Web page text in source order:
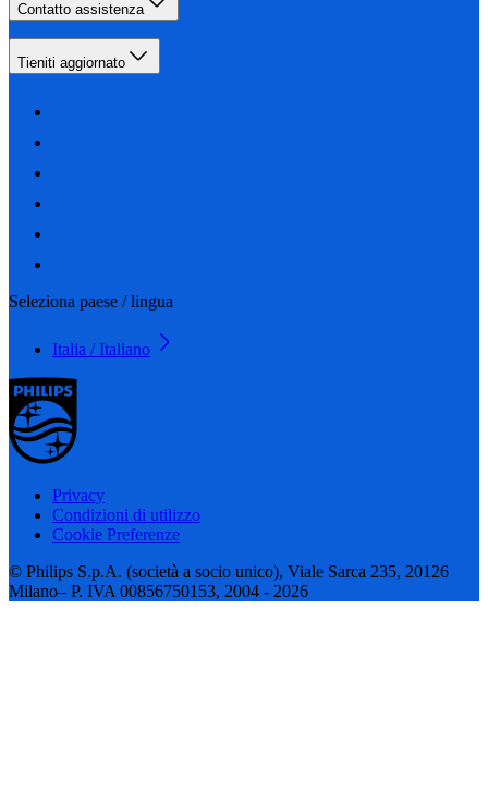
Contatto assistenza
Tieniti aggiornato
Seleziona paese / lingua
Italia / Italiano
Privacy
Condizioni di utilizzo
Cookie Preferenze
© Philips S.p.A. (società a socio unico), Viale Sarca 235, 20126
Milano– P. IVA 00856750153, 2004 - 2026